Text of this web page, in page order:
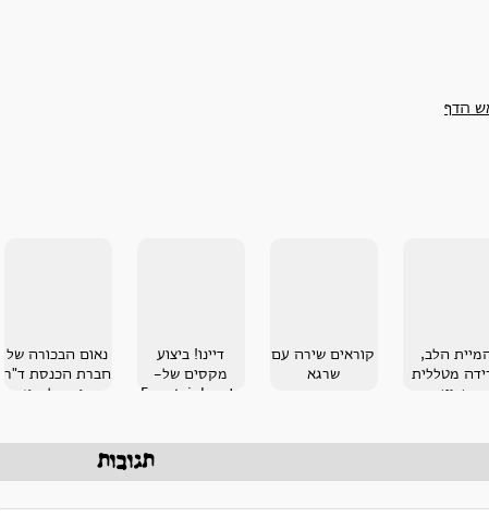
הדף
הלב,
מטללית
שביט
קוראים שירה עם
שרגא
דיינו! ביצוע
מקסים של-
Fountainheads
נאום הבכורה של
חברת הכנסת ד"ר
רות קלדרון
תגובות